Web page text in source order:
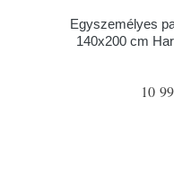
Egyszemélyes
140x200 cm
10